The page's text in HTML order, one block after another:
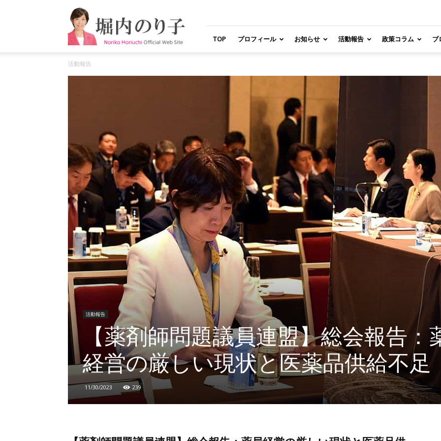
堀
内
の
り
オ
ブ
サ
イ
ト
TOP プロフィール お知らせ 活動報告 政策コラム ブ
活動報告
活動報告
【薬剤師問題議員連盟】総会報告：
経営の厳しい現状と医薬品供給不足
11/30/2023 239